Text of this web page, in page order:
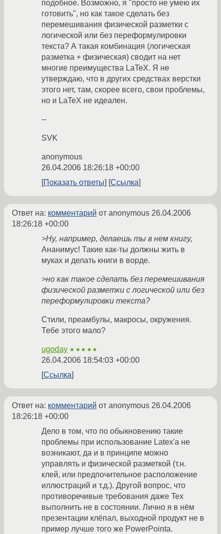
подобное. Возможно, я "просто не умею их
готовить", но как такое сделать без
перемешивания физической разметки с
логической или без переформулировки
текста? А такая комбинация (логическая
разметка + физическая) сводит на нет
многие преимущества LaTeX. Я не
утверждаю, что в других средствах верстки
этого нет, там, скорее всего, свои проблемы,
но и LaTeX не идеален.
--
SVK
anonymous
26.04.2006 18:26:18 +00:00
Показать ответы
Ссылка
Ответ на: комментарий от anonymous 26.04.2006
18:26:18 +00:00
>Ну, например, делаешь ты в нем книгу,
Ананимус! Такие как-ты должны жить в
муках и делать книги в ворде.
>но как такое сделать без перемешивания
физической разметки с логической или без
переформулировки текста?
Стили, преамбулы, макросы, окружения.
Тебе этого мало?
ugoday ★★★★★
26.04.2006 18:54:03 +00:00
Ссылка
Ответ на: комментарий от anonymous 26.04.2006
18:26:18 +00:00
Дело в том, что по обыкновению такие
проблемы при использование Latex'a не
возникают, да и в принципе можно
управлять и физической разметкой (т.н.
клей, или предпочительное расположение
иллюстраций и т.д.). Другой вопрос, что
противоречивые требования даже Tex
выполнить не в состоянии. Лично я в нём
презентации клёпал, выходной продукт не в
пример лучше того же PowerPointa.